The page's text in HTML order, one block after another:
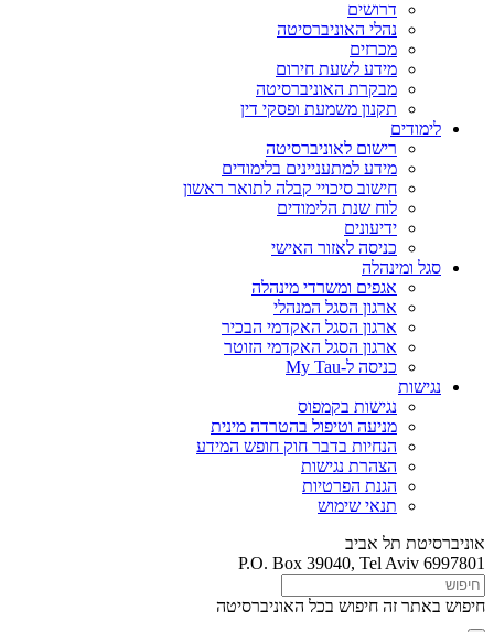
דרושים
נהלי האוניברסיטה
מכרזים
מידע לשעת חירום
מבקרת האוניברסיטה
תקנון משמעת ופסקי דין
לימודים
רישום לאוניברסיטה
מידע למתעניינים בלימודים
חישוב סיכויי קבלה לתואר ראשון
לוח שנת הלימודים
ידיעונים
כניסה לאזור האישי
סגל ומינהלה
אגפים ומשרדי מינהלה
ארגון הסגל המנהלי
ארגון הסגל האקדמי הבכיר
ארגון הסגל האקדמי הזוטר
כניסה ל-My Tau
נגישות
נגישות בקמפוס
מניעה וטיפול בהטרדה מינית
הנחיות בדבר חוק חופש המידע
הצהרת נגישות
הגנת הפרטיות
תנאי שימוש
אוניברסיטת תל אביב
P.O. Box 39040, Tel Aviv 6997801
חיפוש באתר זה חיפוש בכל האוניברסיטה